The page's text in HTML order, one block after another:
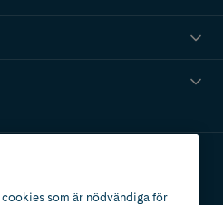
som är nödvändiga för